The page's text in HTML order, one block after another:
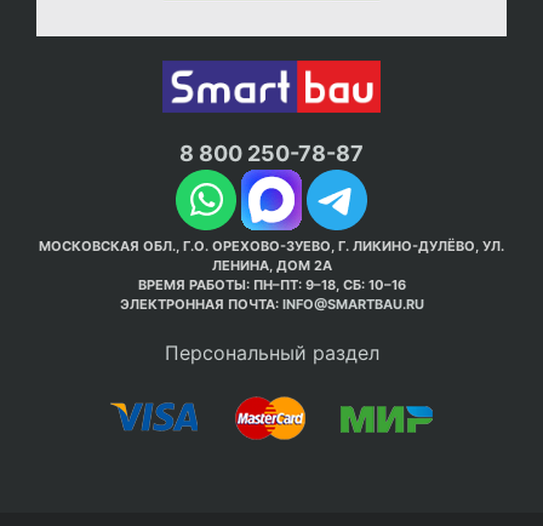
8 800 250-78-87
МОСКОВСКАЯ ОБЛ., Г.О. ОРЕХОВО-ЗУЕВО, Г. ЛИКИНО-ДУЛЁВО, УЛ.
ЛЕНИНА, ДОМ 2А
ВРЕМЯ РАБОТЫ: ПН–ПТ: 9–18, СБ: 10–16
ЭЛЕКТРОННАЯ ПОЧТА: INFO@SMARTBAU.RU
Персональный раздел